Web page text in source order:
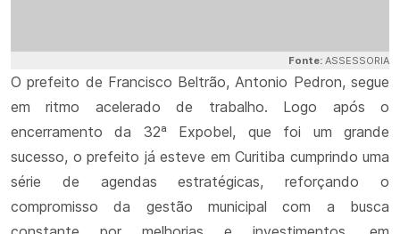
Fonte: ASSESSORIA
O prefeito de Francisco Beltrão, Antonio Pedron, segue
em ritmo acelerado de trabalho. Logo após o
encerramento da 32ª Expobel, que foi um grande
sucesso, o prefeito já esteve em Curitiba cumprindo uma
série de agendas estratégicas, reforçando o
compromisso da gestão municipal com a busca